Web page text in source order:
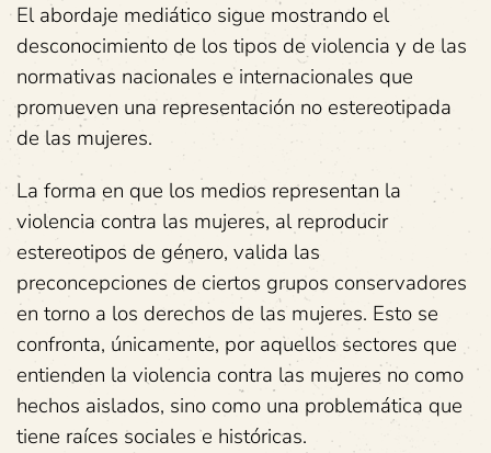
El abordaje mediático sigue mostrando el
desconocimiento de los tipos de violencia y de las
normativas nacionales e internacionales que
promueven una representación no estereotipada
de las mujeres.
La forma en que los medios representan la
violencia contra las mujeres, al reproducir
estereotipos de género, valida las
preconcepciones de ciertos grupos conservadores
en torno a los derechos de las mujeres. Esto se
confronta, únicamente, por aquellos sectores que
entienden la violencia contra las mujeres no como
hechos aislados, sino como una problemática que
tiene raíces sociales e históricas.